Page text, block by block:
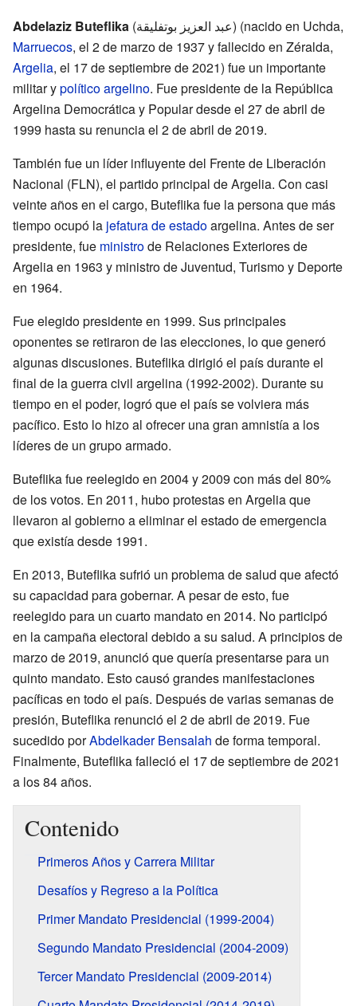
Abdelaziz Buteflika
(عبد العزيز بوتفليقة) (nacido en Uchda,
Marruecos, el 2 de marzo de 1937 y fallecido en Zéralda,
Argelia, el 17 de septiembre de 2021) fue un importante
militar ypolíticoargelino. Fue presidente de la República
Argelina Democrática y Popular desde el 27 de abril de
1999 hasta su renuncia el 2 de abril de 2019.
También fue un líder influyente del Frente de Liberación
Nacional (FLN), el partido principal de Argelia. Con casi
veinte años en el cargo, Buteflika fue la persona que más
tiempo ocupó la jefatura de estadoargelina. Antes de ser
presidente, fue ministrode Relaciones Exteriores de
Argelia en 1963 y ministro de Juventud, Turismo y Deporte
en 1964.
Fue elegido presidente en 1999. Sus principales
oponentes se retiraron de las elecciones, lo que generó
algunas discusiones. Buteflika dirigió el país durante el
final de la guerra civil argelina (1992-2002). Durante su
tiempo en el poder, logró que el país se volviera más
pacífico. Esto lo hizo al ofrecer una gran amnistía a los
líderes de un grupo armado.
Buteflika fue reelegido en 2004 y 2009 con más del 80%
de los votos. En 2011, hubo protestas en Argelia que
llevaron al gobierno a eliminar el estado de emergencia
que existía desde 1991.
En 2013, Buteflika sufrió un problema de salud que afectó
su capacidad para gobernar. A pesar de esto, fue
reelegido para un cuarto mandato en 2014. No participó
en la campaña electoral debido a su salud. A principios de
marzo de 2019, anunció que quería presentarse para un
quinto mandato. Esto causó grandes manifestaciones
pacíficas en todo el país. Después de varias semanas de
presión, Buteflika renunció el 2 de abril de 2019. Fue
sucedido porAbdelkader Bensalah de forma temporal.
Finalmente, Buteflika falleció el 17 de septiembre de 2021
a los 84 años.
Contenido
Primeros Años y Carrera Militar
Desafíos y Regreso a la Política
Primer Mandato Presidencial (1999-2004)
Segundo Mandato Presidencial (2004-2009)
Tercer Mandato Presidencial (2009-2014)